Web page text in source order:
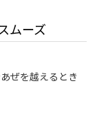
ムーズ
ぜを越えるとき